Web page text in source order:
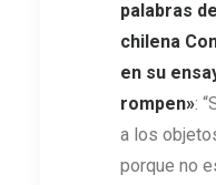
palabras
chilena
en su
rompen»:
a los
porque no